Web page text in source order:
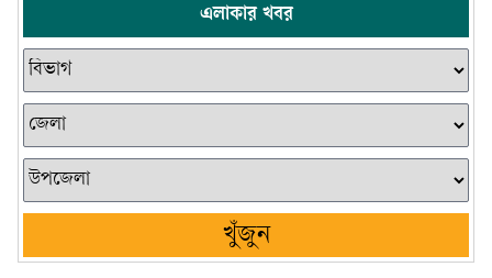
এলাকার খবর
খুঁজুন